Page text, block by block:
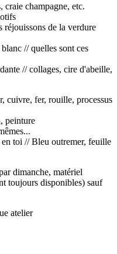
champagne, etc.
de la verdure
// quelles sont ces
// collages, cire d'abeille,
cuivre, fer, rouille, processus
peinture
toi // Bleu outremer, feuille
dimanche, matériel
toujours disponibles) sauf
atelier